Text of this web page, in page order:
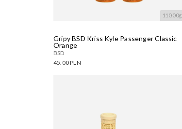
110.00g
Gripy BSD Kriss Kyle Passenger Classic
Orange
BSD
45.00 PLN